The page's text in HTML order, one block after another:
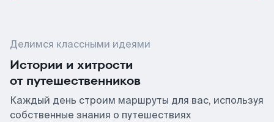
Делимся классными идеями
Истории и хитрости
от путешественников
Каждый день строим маршруты для вас, используя
собственные знания о путешествиях